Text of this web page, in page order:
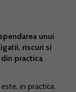
unui
riscuri si
practica
in practica,